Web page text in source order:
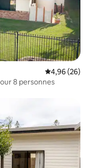
Évaluation
4,96 (26)
8 personnes